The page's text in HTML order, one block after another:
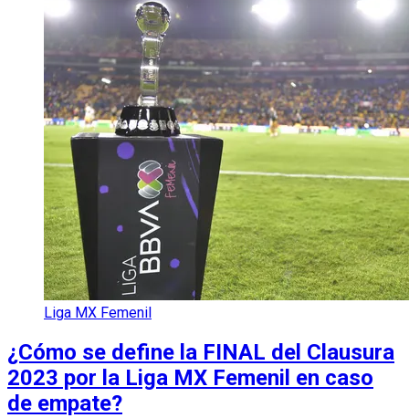
Liga MX Femenil
¿Cómo se define la FINAL del Clausura
2023 por la Liga MX Femenil en caso
de empate?